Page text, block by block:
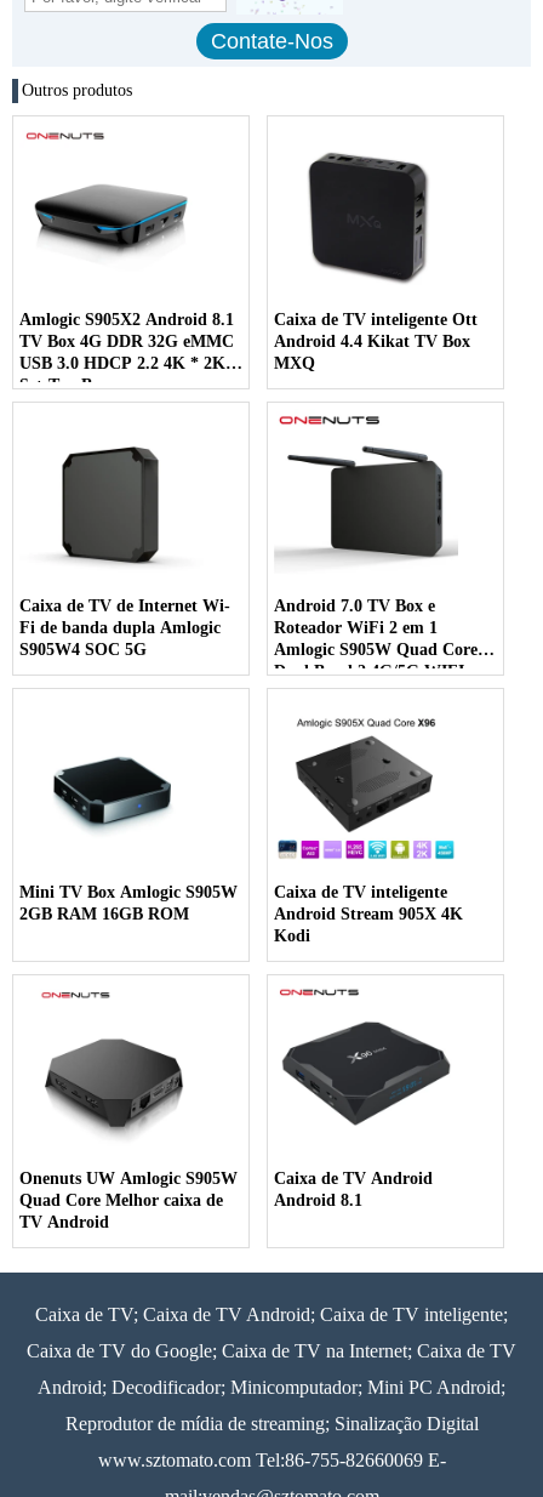
Outros produtos
Amlogic S905X2 Android 8.1
TV Box 4G DDR 32G eMMC
USB 3.0 HDCP 2.2 4K * 2K
Set-Top Box
Caixa de TV inteligente Ott
Android 4.4 Kikat TV Box
MXQ
Caixa de TV de Internet Wi-
Fi de banda dupla Amlogic
S905W4 SOC 5G
Android 7.0 TV Box e
Roteador WiFi 2 em 1
Amlogic S905W Quad Core
Dual Band 2.4G/5G WIFI
Streaming Media Player
Mini TV Box Amlogic S905W
2GB RAM 16GB ROM
Caixa de TV inteligente
Android Stream 905X 4K
Kodi
Onenuts UW Amlogic S905W
Quad Core Melhor caixa de
TV Android
Caixa de TV Android
Android 8.1
Caixa de TV; Caixa de TV Android; Caixa de TV inteligente;
Caixa de TV do Google; Caixa de TV na Internet; Caixa de TV
Android; Decodificador; Minicomputador; Mini PC Android;
Reprodutor de mídia de streaming; Sinalização Digital
www.sztomato.comTel:86-755-82660069 E-